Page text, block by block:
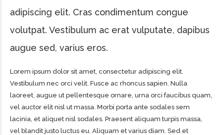
adipiscing elit. Cras condimentum congue
volutpat. Vestibulum ac erat vulputate, dapibus
augue sed, varius eros.
Lorem ipsum dolor sit amet, consectetur adipiscing elit.
Vestibulum nec orci velit. Fusce ac rhoncus sapien. Nulla
laoreet, augue ut pellentesque ornare, urna orci faucibus quam,
vel auctor elit nisl ut massa. Morbi porta ante sodales sem
lacinia, et aliquet nisl sodales. Praesent aliquam turpis massa,
vel blandit justo luctus eu. Aliquam et varius diam. Sed et